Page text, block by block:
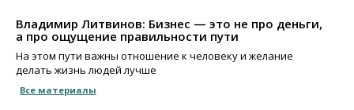
Владимир Литвинов: Бизнес — это не про деньги,
а про ощущение правильности пути
На этом пути важны отношение к человеку и желание
делать жизнь людей лучше
Все материалы